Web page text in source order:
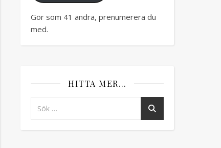
Gör som 41 andra, prenumerera du
med.
HITTA MER…